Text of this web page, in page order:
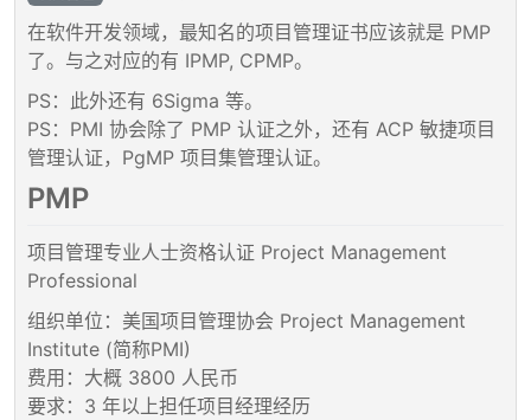
在软件开发领域，最知名的项目管理证书应该就是 PMP
了。与之对应的有 IPMP, CPMP。
PS：此外还有 6Sigma 等。
PS：PMI 协会除了 PMP 认证之外，还有 ACP 敏捷项目
管理认证，PgMP 项目集管理认证。
PMP
项目管理专业人士资格认证 Project Management
Professional
组织单位：美国项目管理协会 Project Management
Institute (简称PMI)
费用：大概 3800 人民币
要求：3 年以上担任项目经理经历